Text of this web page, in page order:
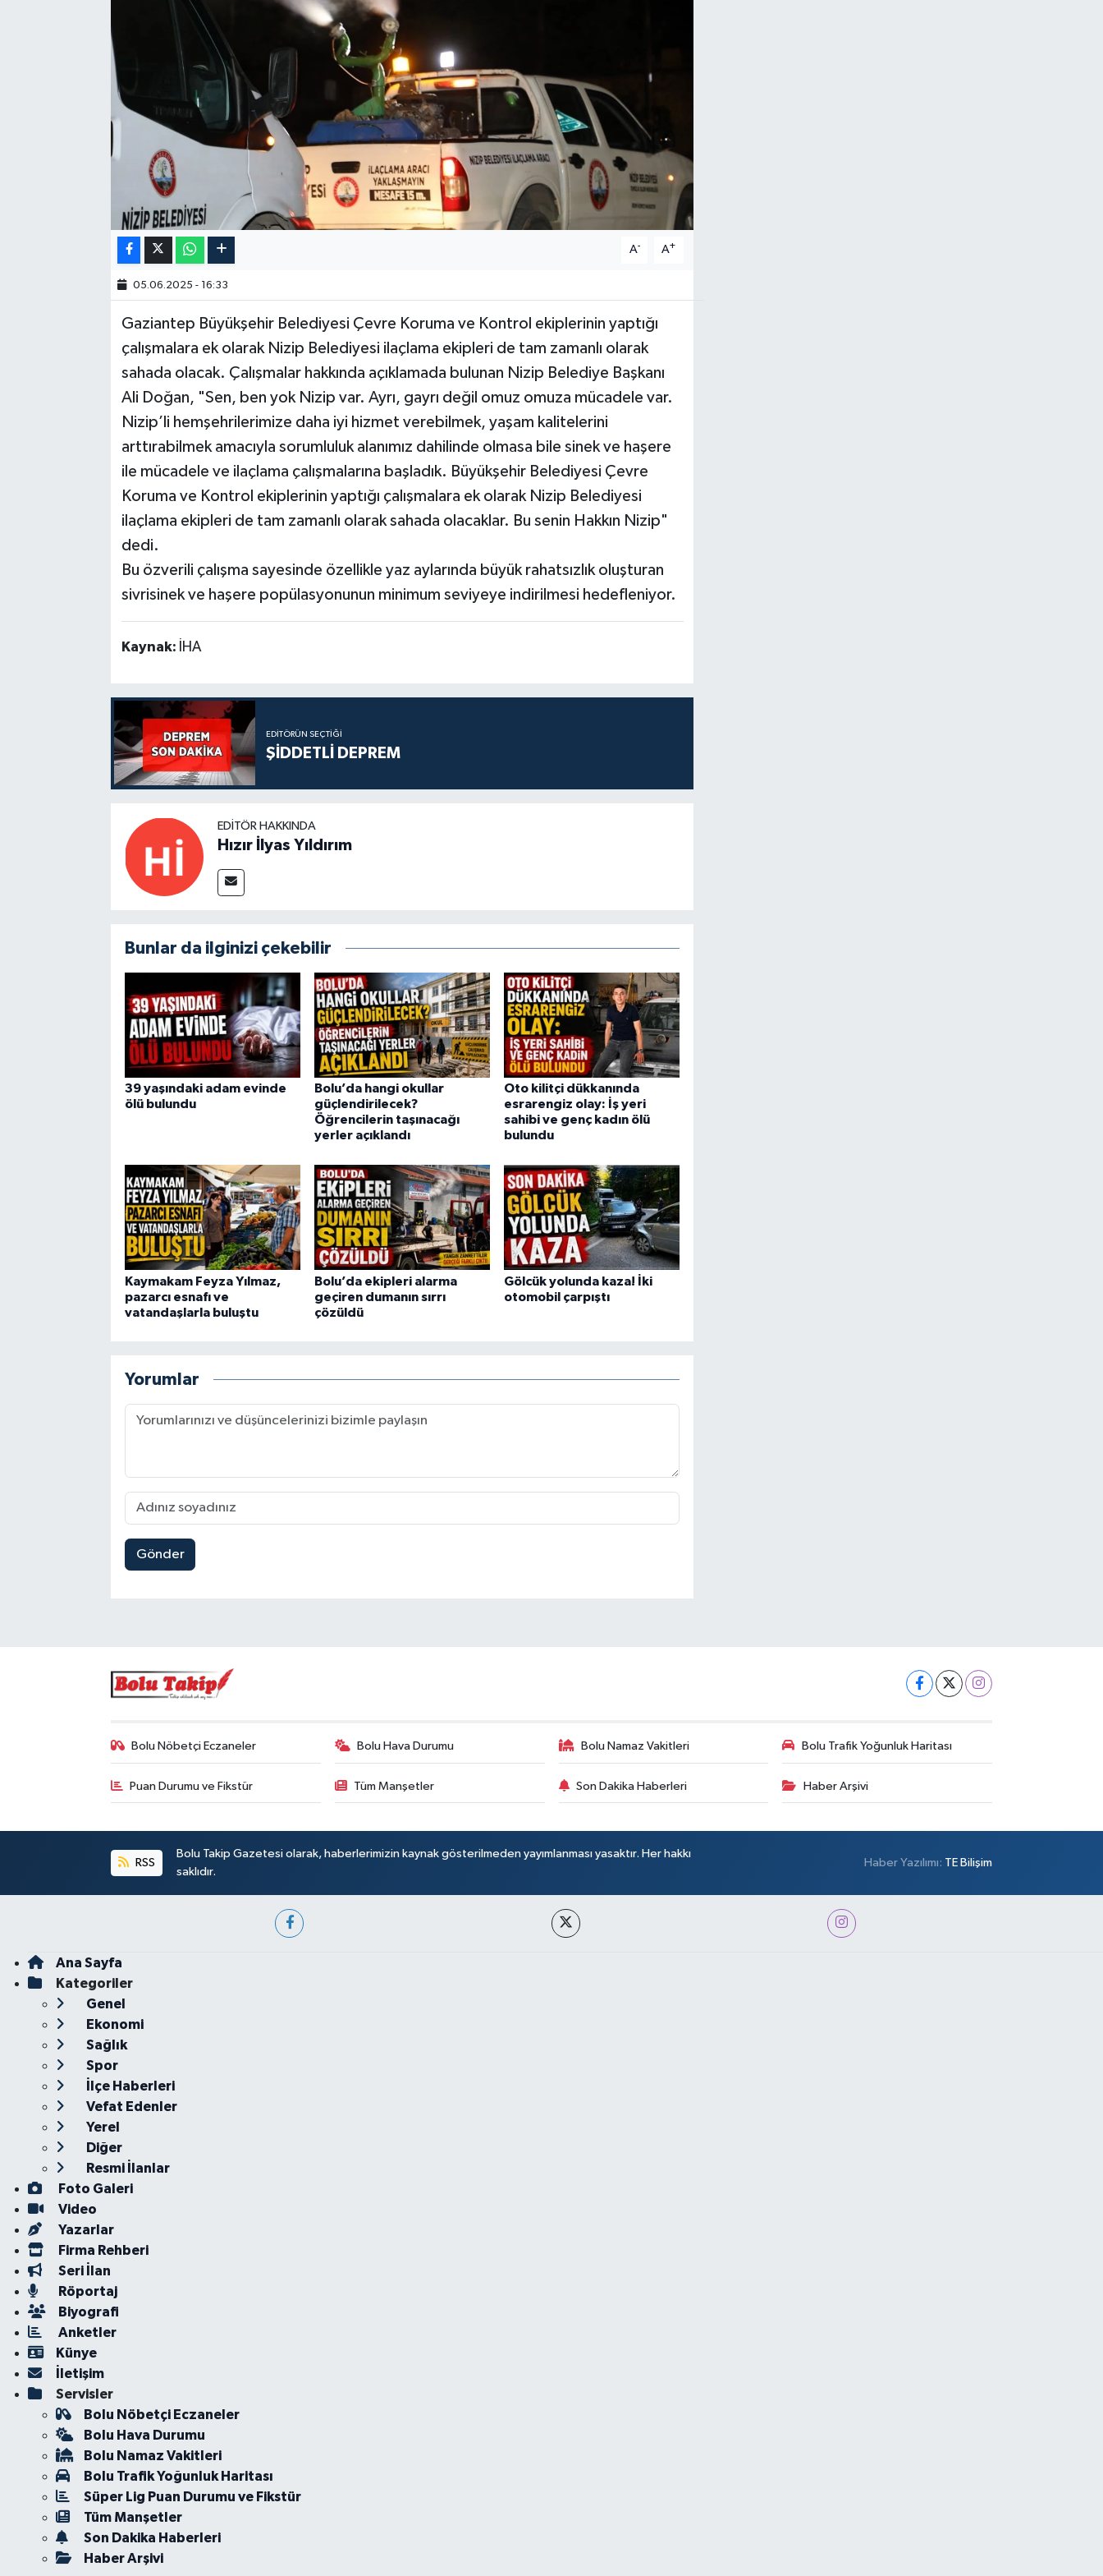
A- A+
05.06.2025 - 16:33
Gaziantep Büyükşehir Belediyesi Çevre Koruma ve Kontrol ekiplerinin yaptığı
çalışmalara ek olarak Nizip Belediyesi ilaçlama ekipleri de tam zamanlı olarak
sahada olacak. Çalışmalar hakkında açıklamada bulunan Nizip Belediye Başkanı
Ali Doğan, "Sen, ben yok Nizip var. Ayrı, gayrı değil omuz omuza mücadele var.
Nizip’li hemşehrilerimize daha iyi hizmet verebilmek, yaşam kalitelerini
arttırabilmek amacıyla sorumluluk alanımız dahilinde olmasa bile sinek ve haşere
ile mücadele ve ilaçlama çalışmalarına başladık. Büyükşehir Belediyesi Çevre
Koruma ve Kontrol ekiplerinin yaptığı çalışmalara ek olarak Nizip Belediyesi
ilaçlama ekipleri de tam zamanlı olarak sahada olacaklar. Bu senin Hakkın Nizip"
dedi.
Bu özverili çalışma sayesinde özellikle yaz aylarında büyük rahatsızlık oluşturan
sivrisinek ve haşere popülasyonunun minimum seviyeye indirilmesi hedefleniyor.
Kaynak: İHA
EDITÖRÜN SEÇTIĞI
ŞİDDETLİ DEPREM
EDITÖR HAKKINDA
Hızır İlyas Yıldırım
Bunlar da ilginizi çekebilir
39 yaşındaki adam evinde
ölü bulundu
Bolu’da hangi okullar
güçlendirilecek?
Öğrencilerin taşınacağı
yerler açıklandı
Oto kilitçi dükkanında
esrarengiz olay: İş yeri
sahibi ve genç kadın ölü
bulundu
Kaymakam Feyza Yılmaz,
pazarcı esnafı ve
vatandaşlarla buluştu
Bolu’da ekipleri alarma
geçiren dumanın sırrı
çözüldü
Gölcük yolunda kaza! İki
otomobil çarpıştı
Yorumlar
Gönder
Bolu Nöbetçi Eczaneler Bolu Hava Durumu Bolu Namaz Vakitleri Bolu Trafik Yoğunluk Haritası
Puan Durumu ve Fikstür Tüm Manşetler Son Dakika Haberleri Haber Arşivi
RSS
Bolu Takip Gazetesi olarak, haberlerimizin kaynak gösterilmeden yayımlanması yasaktır. Her hakkı
saklıdır.
Haber Yazılımı: TE Bilişim
Ana Sayfa
Kategoriler
Genel
Ekonomi
Sağlık
Spor
İlçe Haberleri
Vefat Edenler
Yerel
Diğer
Resmi İlanlar
Foto Galeri
Video
Yazarlar
Firma Rehberi
Seri İlan
Röportaj
Biyografi
Anketler
Künye
İletişim
Servisler
Bolu Nöbetçi Eczaneler
Bolu Hava Durumu
Bolu Namaz Vakitleri
Bolu Trafik Yoğunluk Haritası
Süper Lig Puan Durumu ve Fikstür
Tüm Manşetler
Son Dakika Haberleri
Haber Arşivi